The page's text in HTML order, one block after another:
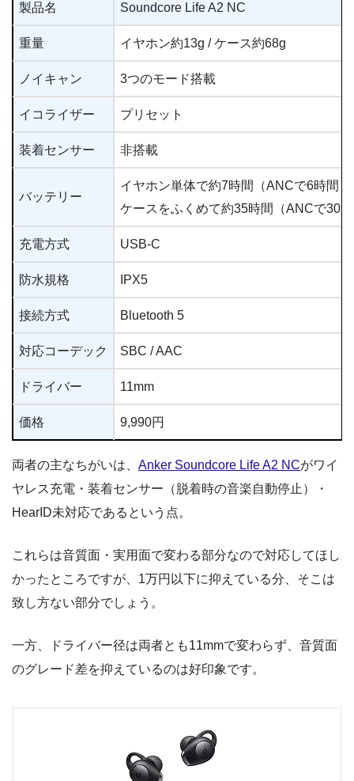
製品名 Soundcore Life A2 NC
重量 イヤホン約13g / ケース約68g
ノイキャン 3つのモード搭載
イコライザー プリセット
装着センサー 非搭載
バッテリー
イヤホン単体で約7時間（ANCで6時間）
ケースをふくめて約35時間（ANCで30
充電方式 USB-C
防水規格 IPX5
接続方式 Bluetooth 5
対応コーデック SBC / AAC
ドライバー 11mm
価格 9,990円
両者の主なちがいは、 Anker Soundcore Life A2 NCがワイ
ヤレス充電・装着センサー（脱着時の音楽自動停止）・
HearID未対応であるという点。
これらは音質面・実用面で変わる部分なので対応してほし
かったところですが、1万円以下に抑えている分、そこは
致し方ない部分でしょう。
一方、ドライバー径は両者とも11mmで変わらず、音質面
のグレード差を抑えているのは好印象です。